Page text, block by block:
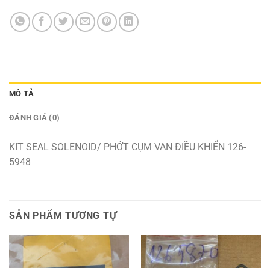
MÔ TẢ
ĐÁNH GIÁ (0)
KIT SEAL SOLENOID/ PHỚT CỤM VAN ĐIỀU KHIỂN 126-
5948
SẢN PHẨM TƯƠNG TỰ